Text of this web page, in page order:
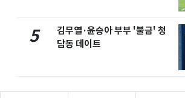
5
김무열·윤승아 부부 '불금' 청
담동 데이트